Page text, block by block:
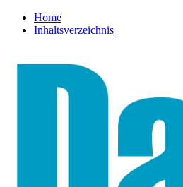
Home
Inhaltsverzeichnis